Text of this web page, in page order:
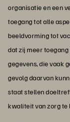
organisatie en een
toegang tot alle
beeldvorming tot
dat zij meer
gegevens, die vaak
gevolg daarvan
staat stellen
kwaliteit van zorg te